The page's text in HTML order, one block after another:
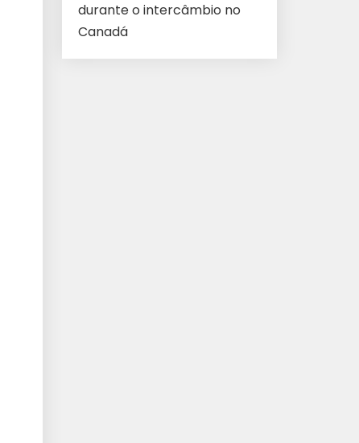
durante o intercâmbio no
Canadá